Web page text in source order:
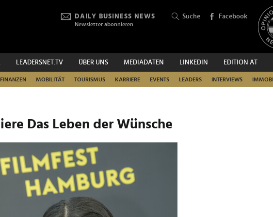
DAILY BUSINESS NEWS
Newsletter abonnieren
Suche Facebook
LEADERSNET.TV ÜBER UNS MEDIADATEN LINKEDIN EDITION AT
FINANZEN MOBILITÄT TOURISMUS KARRIERE EVENTS LEADERS INTERVIEWS
SUCHEN
Das Leben der Wünsche